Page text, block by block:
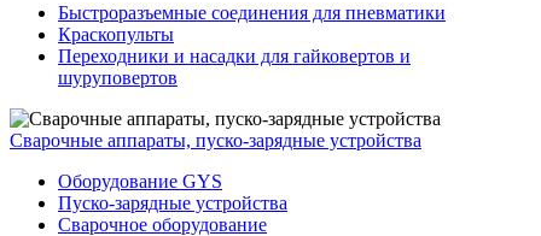
Быстроразъемные соединения для пневматики
Краскопульты
Переходники и насадки для гайковертов и
шуруповертов
Сварочные аппараты, пуско-зарядные устройства
Оборудование GYS
Пуско-зарядные устройства
Сварочное оборудование